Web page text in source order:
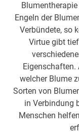
Engeln der
Verbündete, so
Virtue gibt
Eigenschaften.
welcher Blume
Sorten von
in Verbindung
Menschen